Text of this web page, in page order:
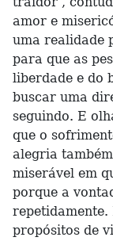
amor e
uma realidade
para que as
liberdade e do
buscar uma
seguindo. E
que o
alegria
miserável em
porque a
propósitos de